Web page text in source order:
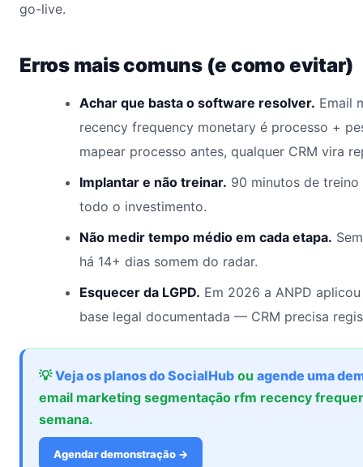
go-live.
Erros mais comuns (e como evitar)
Achar que basta o software resolver. Email
recency frequency monetary é processo +
mapear processo antes, qualquer CRM vira
Implantar e não treinar. 90 minutos de
todo o investimento.
Não medir tempo médio em cada etapa.
há 14+ dias somem do radar.
Esquecer da LGPD. Em 2026 a ANPD
base legal documentada — CRM precisa
💡Veja os planos do SocialHub ou agende uma
email marketing segmentação rfm recency
semana.
Agendar demonstração →